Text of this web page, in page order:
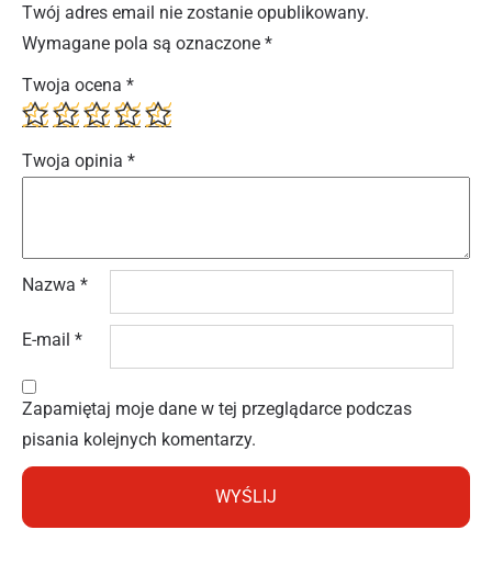
Twój adres email nie zostanie opublikowany.
Wymagane pola są oznaczone *
Twoja ocena *
Twoja opinia *
Nazwa *
E-mail *
Zapamiętaj moje dane w tej przeglądarce podczas
pisania kolejnych komentarzy.